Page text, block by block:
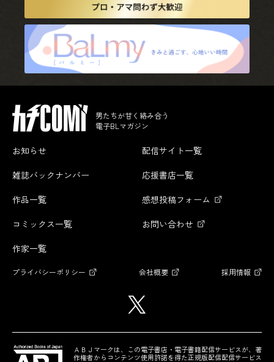
男たちが甘く絡み合う
電子BLマガジン
お知らせ
雑誌バックナンバー
作品一覧
コミックス一覧
作家一覧
配信サイト一覧
応援書店一覧
感想投稿フォーム
お問い合わせ
プライバシーポリシー 会社概要 採用情報
ＡＢＪマークは、この電子書店・電子書籍配信サービスが、著
作権者からコンテンツ使用許諾を得た正規版配信配信サービス